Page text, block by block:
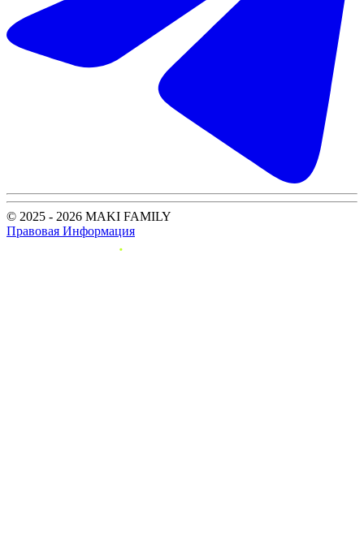
© 2025 - 2026 MAKI FAMILY
Правовая Информация